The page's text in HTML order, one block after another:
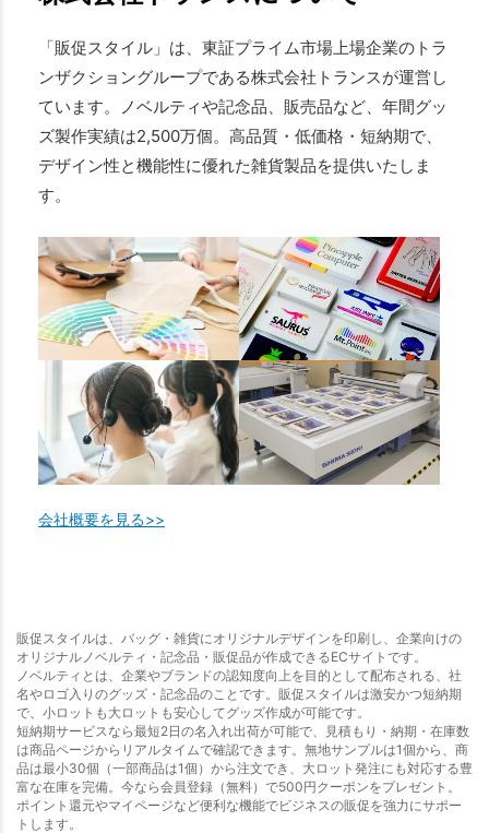
「販促スタイル」は、東証プライム市場上場企業のトラ
ンザクショングループである株式会社トランスが運営し
ています。ノベルティや記念品、販売品など、年間グッ
ズ製作実績は2,500万個。高品質・低価格・短納期で、
デザイン性と機能性に優れた雑貨製品を提供いたしま
す。
会社概要を見る>>
販促スタイルは、バッグ・雑貨にオリジナルデザインを印刷し、企業向けの
オリジナルノベルティ・記念品・販促品が作成できるECサイトです。
ノベルティとは、企業やブランドの認知度向上を目的として配布される、社
名やロゴ入りのグッズ・記念品のことです。販促スタイルは激安かつ短納期
で、小ロットも大ロットも安心してグッズ作成が可能です。
短納期サービスなら最短2日の名入れ出荷が可能で、見積もり・納期・在庫数
は商品ページからリアルタイムで確認できます。無地サンプルは1個から、商
品は最小30個（一部商品は1個）から注文でき、大ロット発注にも対応する豊
富な在庫を完備。今なら会員登録（無料）で500円クーポンをプレゼント。
ポイント還元やマイページなど便利な機能でビジネスの販促を強力にサポー
トします。